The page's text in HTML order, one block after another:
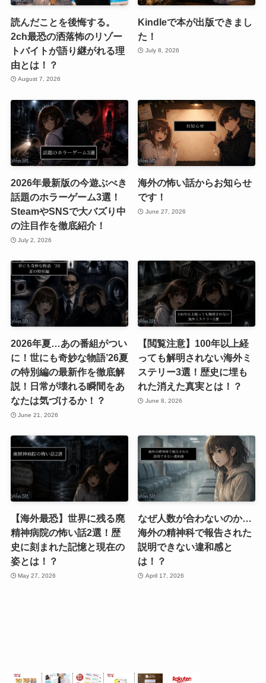
読んだことを後悔する。
2ch最恐の洒落怖のリゾー
トバイトが語り継がれる理
由とは！？
August 7, 2026
Kindleで本が出版できまし
た！
July 8, 2026
2026年最新版の今遊ぶべき
話題のホラーゲーム3選！
SteamやSNSで大バズり中
の注目作を徹底紹介！
July 2, 2026
海外の怖い話からお知らせ
です！
June 27, 2026
2026年夏…あの番組がつい
に！世にも奇妙な物語’26夏
の特別編の最新作を徹底解
説！日常が壊れる瞬間をあ
なたは気づけるか！？
June 21, 2026
【閲覧注意】100年以上経
っても解明されない海外ミ
ステリー3選！歴史に埋も
れた消えた真実とは！？
June 8, 2026
【海外最恐】世界に残る廃
精神病院の怖い話2選！歴
史に刻まれた記憶と現在の
姿とは！？
May 27, 2026
なぜ人数が合わないのか…
海外の精神科で報告された
説明できない違和感と
は！？
April 17, 2026